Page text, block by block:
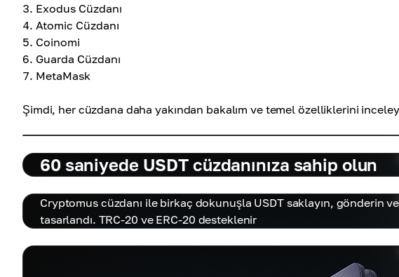
Exodus Cüzdanı
Atomic Cüzdanı
Coinomi
Guarda Cüzdanı
MetaMask
Şimdi, her cüzdana daha yakından bakalım ve temel özelliklerini
60 saniyede USDT cüzdanınıza sahip olun
Cryptomus cüzdanı ile birkaç dokunuşla USDT saklayın, gönderin
tasarlandı. TRC-20 ve ERC-20 desteklenir